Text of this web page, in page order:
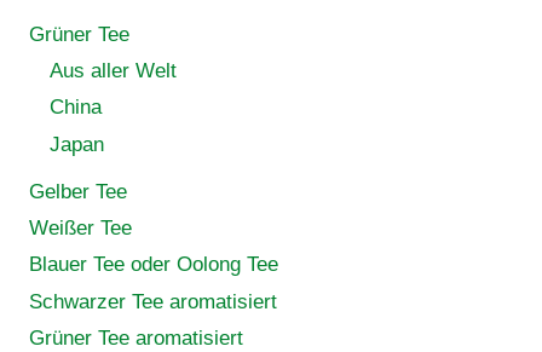
Grüner Tee
Aus aller Welt
China
Japan
Gelber Tee
Weißer Tee
Blauer Tee oder Oolong Tee
Schwarzer Tee aromatisiert
Grüner Tee aromatisiert